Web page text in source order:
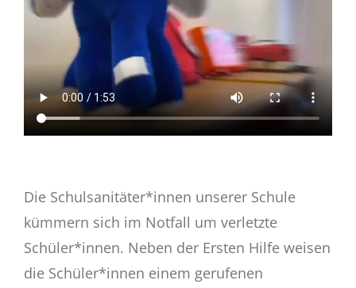
Die Schulsanitäter*innen unserer Schule
kümmern sich im Notfall um verletzte
Schüler*innen. Neben der Ersten Hilfe weisen
die Schüler*innen einem gerufenen